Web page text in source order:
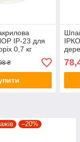
IP-23 для
0,7 кг
₴
–20%